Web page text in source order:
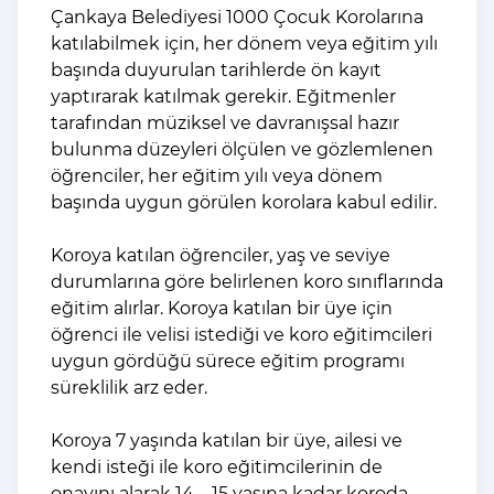
Çankaya Belediyesi 1000 Çocuk Korolarına
katılabilmek için, her dönem veya eğitim yılı
başında duyurulan tarihlerde ön kayıt
yaptırarak katılmak gerekir. Eğitmenler
tarafından müziksel ve davranışsal hazır
bulunma düzeyleri ölçülen ve gözlemlenen
öğrenciler, her eğitim yılı veya dönem
başında uygun görülen korolara kabul edilir.
Koroya katılan öğrenciler, yaş ve seviye
durumlarına göre belirlenen koro sınıflarında
eğitim alırlar. Koroya katılan bir üye için
öğrenci ile velisi istediği ve koro eğitimcileri
uygun gördüğü sürece eğitim programı
süreklilik arz eder.
Koroya 7 yaşında katılan bir üye, ailesi ve
kendi isteği ile koro eğitimcilerinin de